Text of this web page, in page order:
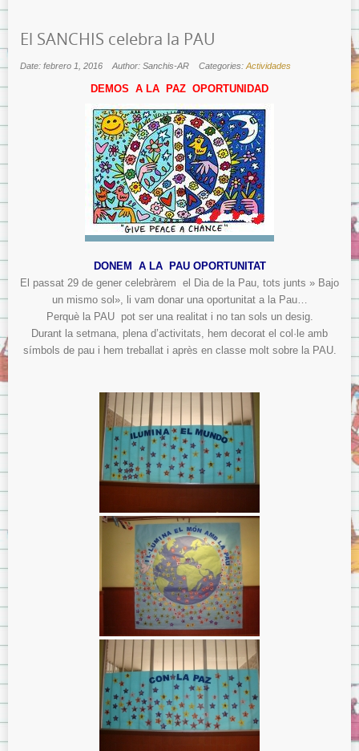
El SANCHIS celebra la PAU
Date: febrero 1, 2016 Author: Sanchis-AR Categories: Actividades
DEMOS A LA PAZ OPORTUNIDAD
DONEM A LA PAU OPORTUNITAT
El passat 29 de gener celebràrem el Dia de la Pau, tots junts » Bajo
un mismo sol», li vam donar una oportunitat a la Pau…
Perquè la PAU pot ser una realitat i no tan sols un desig.
Durant la setmana, plena d’activitats, hem decorat el col·le amb
símbols de pau i hem treballat i après en classe molt sobre la PAU.